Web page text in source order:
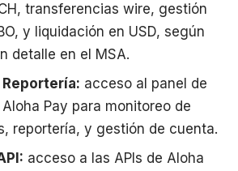
transferencias wire, gestión
y liquidación en USD, según
detalle en el MSA.
Reportería: acceso al panel de
Pay para monitoreo de
reportería, y gestión de cuenta.
acceso a las APIs de Aloha